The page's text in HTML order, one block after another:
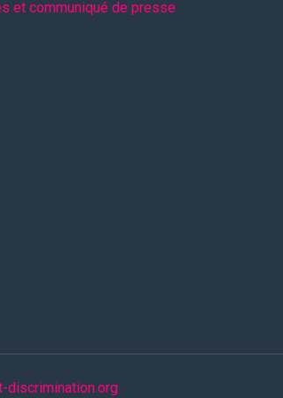
et communiqué de presse
discrimination.org